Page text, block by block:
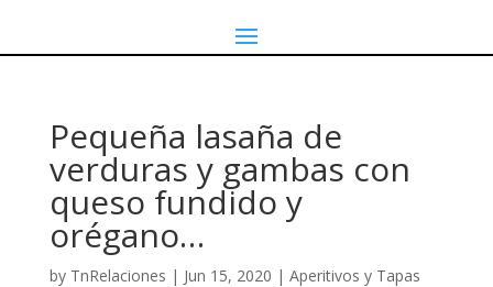
Pequeña lasaña de
verduras y gambas con
queso fundido y
orégano…
by TnRelaciones | Jun 15, 2020 | Aperitivos y Tapas